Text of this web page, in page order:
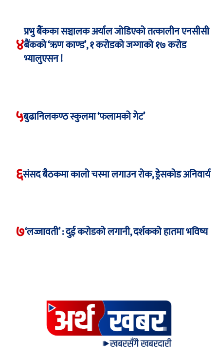
४
प्रभु बैंकका सञ्चालक अर्याल जोडिएको तत्कालीन एनसीसी
बैंकको ‘ऋण काण्ड’, १ करोडको जग्गाको १७ करोड
भ्यालुएसन !
५बुढानिलकण्ठ स्कुलमा ‘फलामको गेट’
६संसद बैठकमा कालो चस्मा लगाउन रोक, ड्रेसकोड अनिवार्य
७‘लज्जावती’ : दुई करोडको लगानी, दर्शकको हातमा भविष्य